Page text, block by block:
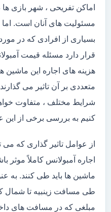
اماکن تفریحی ، شهر بازی ها
مسئولیت های آنان است.
بسیاری از افرادی که در
قرار دارد مسئله قیمت
هزینه های اجاره این
متعددی بر آن تاثیر می
شرایط مختلف ، متفاوت
کنیم به بررسی برخی از این
از عوامل تاثیر گذاری که می
اجاره آمبولانس کاملاً
ماشین ها باید طی کنند. به
طی مسافت زینبیه تا شمال
مبلغی که در مسافت های